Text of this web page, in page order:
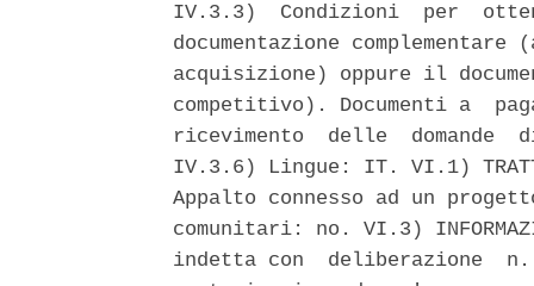
IV.3.3)  Condizioni  per
documentazione
acquisizione) oppure il
competitivo). Documenti a
ricevimento  delle  domande
IV.3.6) Lingue: IT. VI.1)
Appalto connesso ad un
comunitari: no. VI.3)
indetta con  deliberazione